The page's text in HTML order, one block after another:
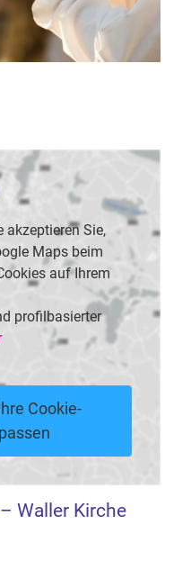
akzeptieren Sie,
Maps beim
auf Ihrem
profilbasierter
Cookie-
Waller Kirche